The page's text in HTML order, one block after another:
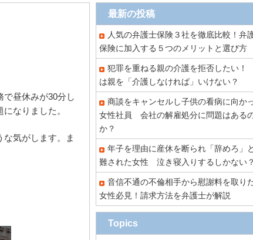
昼休みが30分し
なりました。
気がします。ま
最新の投稿
人気の弁護士保険３社を徹底比較！弁
保険に加入する５つのメリットと選び方
犯罪を重ねる親の介護を拒否したい
は親を「介護しなければ」いけない？
商談をキャンセルし子供の看病に向か
女性社員 会社の解雇処分に問題はある
か？
年子を理由に産休を断られ「辞めろ」
難された女性 泣き寝入りするしかない？
音信不通の不倫相手から慰謝料を取り
女性必見！請求方法を弁護士が解説
Topics